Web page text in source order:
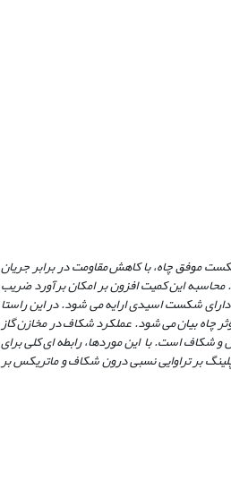
موفق چاه، با کاهش مقاومت در برابر جریان
محاسبه این کمیت افزون بر امکان برآورد ضریب
شکست اسیدی ارایه می شود. در این راستا
بیان می شود. عملکرد شکاف در مخازن گاز
و شکاف است. با این موردها، رابطه ای کلی برای
بر تراوایی نسبی درون شکاف و ماتریکس بر